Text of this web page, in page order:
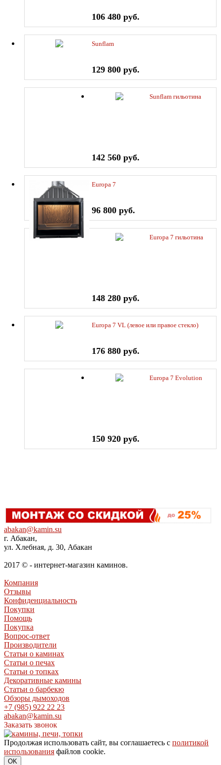
106 480 руб.
Sunflam
129 800 руб.
Sunflam гильотина
142 560 руб.
Europa 7
96 800 руб.
Europa 7 гильотина
148 280 руб.
Europa 7 VL (левое или правое стекло)
176 880 руб.
Europa 7 Evolution
150 920 руб.
abakan@kamin.su
г. Абакан,
ул. Хлебная, д. 30, Абакан
2017 © - интернет-магазин каминов.
Компания
Отзывы
Конфиденциальность
Покупки
Помощь
Покупка
Вопрос-ответ
Производители
Статьи о каминах
Статьи о печах
Статьи о топках
Декоративные камины
Статьи о барбекю
Обзоры дымоходов
+7 (985) 922 22 23
abakan@kamin.su
Заказать звонок
Продолжая использовать сайт, вы соглашаетесь с политикой
использования файлов cookie.
OK